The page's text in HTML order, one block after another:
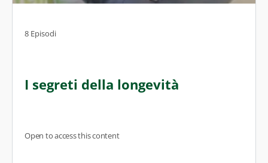
8 Episodi
I segreti della longevità
Open to access this content